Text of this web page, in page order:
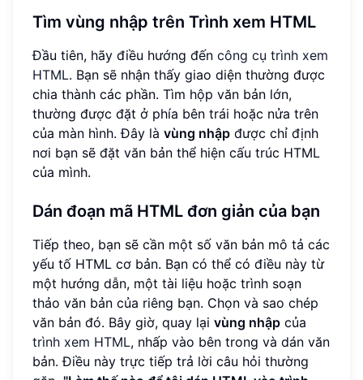
Tìm vùng nhập trên Trình xem HTML
Đầu tiên, hãy điều hướng đến công cụ trình xem
HTML. Bạn sẽ nhận thấy giao diện thường được
chia thành các phần. Tìm hộp văn bản lớn,
thường được đặt ở phía bên trái hoặc nửa trên
của màn hình. Đây là vùng nhập được chỉ định
nơi bạn sẽ đặt văn bản thể hiện cấu trúc HTML
của mình.
Dán đoạn mã HTML đơn giản của bạn
Tiếp theo, bạn sẽ cần một số văn bản mô tả các
yếu tố HTML cơ bản. Bạn có thể có điều này từ
một hướng dẫn, một tài liệu hoặc trình soạn
thảo văn bản của riêng bạn. Chọn và sao chép
văn bản đó. Bây giờ, quay lại vùng nhập của
trình xem HTML, nhấp vào bên trong và dán văn
bản. Điều này trực tiếp trả lời câu hỏi thường